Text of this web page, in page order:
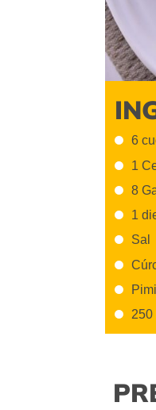
6
1
8
1
Sal
250